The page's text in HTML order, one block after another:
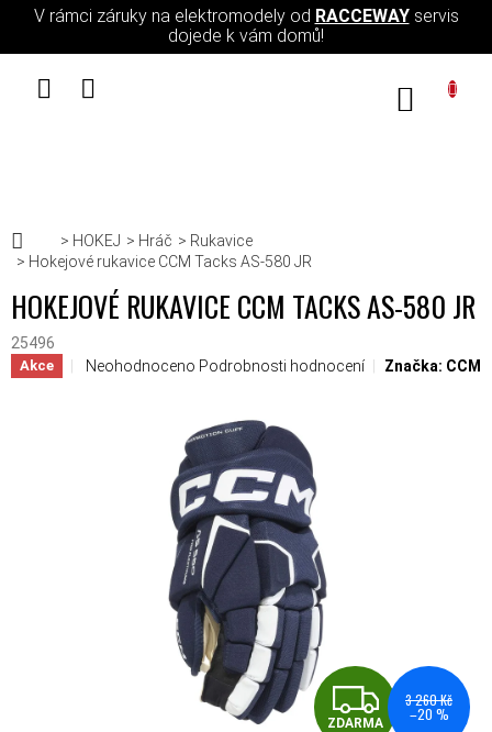
Přejít na obsah
V rámci záruky na elektromodely od RACCEWAYservis
dojede k vám domů!
Domů
HOKEJ Hráč
Rukavice
Hokejové rukavice CCM Tacks AS-580 JR
HOKEJOVÉ RUKAVICE CCM TACKS AS-580 JR
25496
Akce Průměrné hodnocení produktu je 0,0 z 5 hvězdiček.
Neohodnoceno Podrobnosti hodnocení Značka: CCM
ZDARMA
3 260 Kč
–20 %